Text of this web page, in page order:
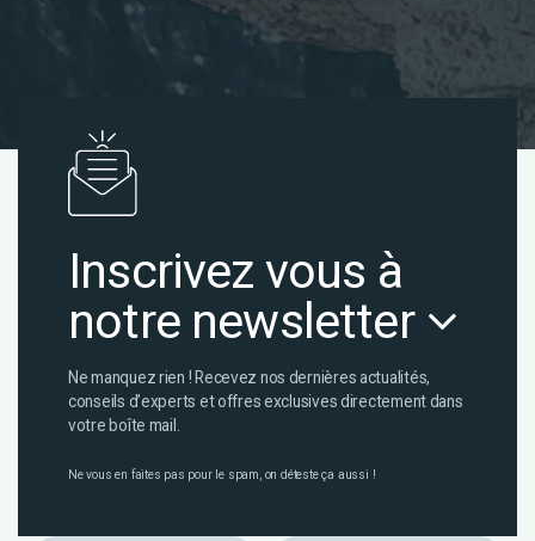
Inscrivez vous à
notre newsletter
Ne manquez rien ! Recevez nos dernières actualités,
conseils d’experts et offres exclusives directement dans
votre boîte mail.
Ne vous en faites pas pour le spam, on déteste ça aussi !